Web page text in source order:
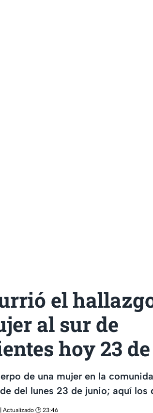
el
al sur de
hoy 23
de una mujer en la
del lunes 23 de junio; aquí los
| Actualizado 🕑 23:46